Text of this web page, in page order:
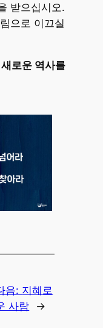
받으십시오.
으로 이끄실
로운 역사를
음: 지혜로
사람
→